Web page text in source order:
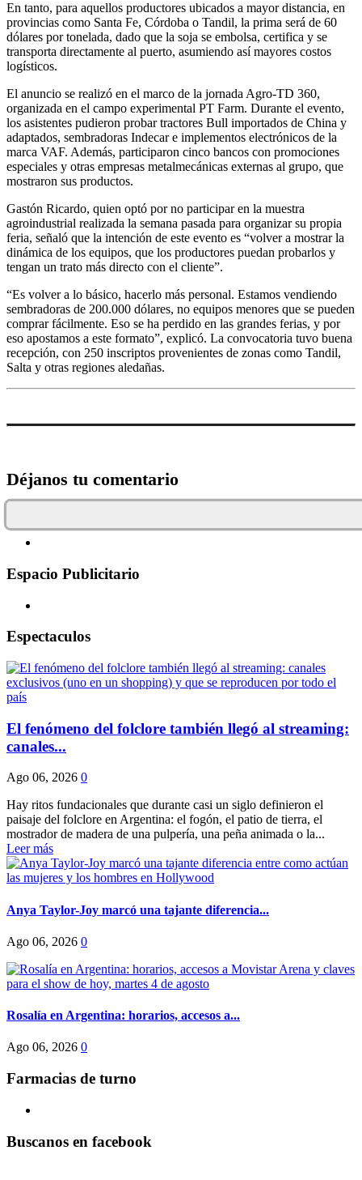
En tanto, para aquellos productores ubicados a mayor distancia, en
provincias como Santa Fe, Córdoba o Tandil, la prima será de 60
dólares por tonelada, dado que la soja se embolsa, certifica y se
transporta directamente al puerto, asumiendo así mayores costos
logísticos.
El anuncio se realizó en el marco de la jornada Agro-TD 360,
organizada en el campo experimental PT Farm. Durante el evento,
los asistentes pudieron probar tractores Bull importados de China y
adaptados, sembradoras Indecar e implementos electrónicos de la
marca VAF. Además, participaron cinco bancos con promociones
especiales y otras empresas metalmecánicas externas al grupo, que
mostraron sus productos.
Gastón Ricardo, quien optó por no participar en la muestra
agroindustrial realizada la semana pasada para organizar su propia
feria, señaló que la intención de este evento es “volver a mostrar la
dinámica de los equipos, que los productores puedan probarlos y
tengan un trato más directo con el cliente”.
“Es volver a lo básico, hacerlo más personal. Estamos vendiendo
sembradoras de 200.000 dólares, no equipos menores que se pueden
comprar fácilmente. Eso se ha perdido en las grandes ferias, y por
eso apostamos a este formato”, explicó. La convocatoria tuvo buena
recepción, con 250 inscriptos provenientes de zonas como Tandil,
Salta y otras regiones aledañas.
Déjanos tu comentario
Espacio Publicitario
Espectaculos
El fenómeno del folclore también llegó al streaming:
canales...
Ago 06, 2026 0
Hay ritos fundacionales que durante casi un siglo definieron el
paisaje del folclore en Argentina: el fogón, el patio de tierra, el
mostrador de madera de una pulpería, una peña animada o la...
Leer más
Anya Taylor-Joy marcó una tajante diferencia...
Ago 06, 2026 0
Rosalía en Argentina: horarios, accesos a...
Ago 06, 2026 0
Farmacias de turno
Buscanos en facebook